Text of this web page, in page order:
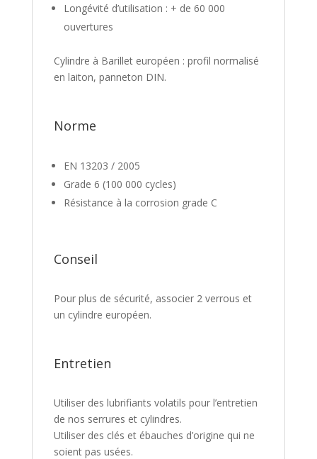
Longévité d’utilisation : + de 60 000
ouvertures
Cylindre à Barillet européen : profil normalisé
en laiton, panneton DIN.
Norme
EN 13203 / 2005
Grade 6 (100 000 cycles)
Résistance à la corrosion grade C
Conseil
Pour plus de sécurité, associer 2 verrous et
un cylindre européen.
Entretien
Utiliser des lubrifiants volatils pour l’entretien
de nos serrures et cylindres.
Utiliser des clés et ébauches d’origine qui ne
soient pas usées.